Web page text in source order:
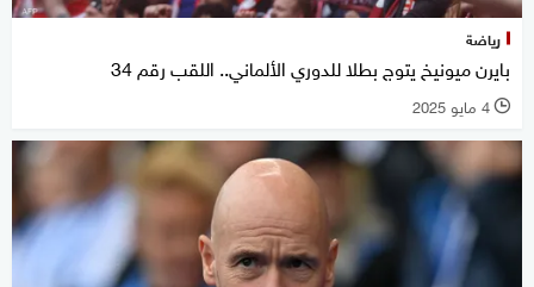
رياضة
بايرن ميونيخ يتوج بطلا للدوري الألماني.. اللقب رقم 34
l 4 مايو 2025